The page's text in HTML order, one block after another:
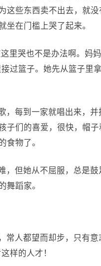
这些东西卖不出去，就
坐在门槛上哭了起来。
里哭也不是办法啊。妈
过篮子。她先从篮子里
每到一家就唱出来，并
子们的喜爱，很快，帽
食物了。
，但她从不屈服，总是
舞蹈家。
常人都望而却步，只有
样的人才！